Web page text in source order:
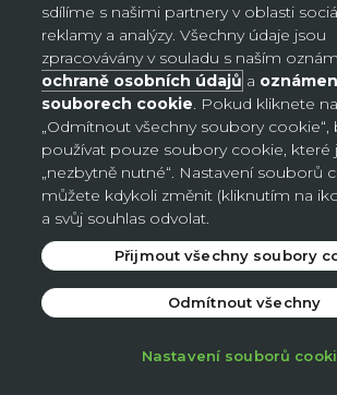
na celém světě bez jakékoli náhrady.
Veškerý obsah, který odešlete, může být
výhradního uvážení společnosti AVON.
právo změnit, zkrátit, nezveřejnit,
jakýkoli obsah v rámci služby CRR, který
výhradního uvážení porušuje zásady
jiné ustanovení těchto Podmínek. AVON
budete mít možnost prostřednictvím
smazat jakýkoli vámi odeslaný obsah.
písemné komentáře jsou obvykle
čtyř pracovních dnů. AVON si však
odstranit nebo odmítnout zveřejnit
rozsahu povoleném zákonem. Berete
AVON. Žádný z vámi odeslaných obsahů
sdílíme s našimi partnery v oblasti
reklamy a analýzy. Všechny údaje jsou
zpracovávány v souladu s naším
ochraně osobních údajů a
souborech cookie. Pokud kliknete
„Odmítnout všechny soubory
používat pouze soubory cookie, které
„nezbytně nutné“. Nastavení souborů
můžete kdykoli změnit (kliknutím na
a svůj souhlas odvolat.
Nastavení souborů
Odmítnout všechny
Přijmout všechny soubory